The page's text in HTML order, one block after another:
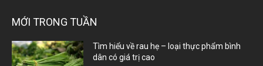
MỚI TRONG TUẦN
Tìm hiểu về rau hẹ – loại thực phẩm bình
dân có giá trị cao